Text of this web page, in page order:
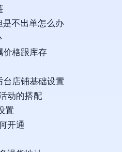
是不出单怎么办
价格跟库存
台店铺基础设置
动的搭配
置
开通